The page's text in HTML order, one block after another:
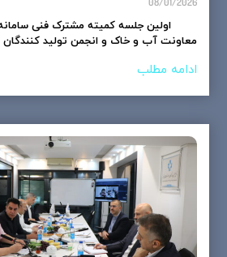
اولین جلسه کمیته مشترک فنی سامانه
معاونت آب و خاک و انجمن تولید کنندگان
ادامه مطلب